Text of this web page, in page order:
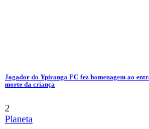
Jogador do Ypiranga FC fez homenagem ao
morte da criança
2
Planeta